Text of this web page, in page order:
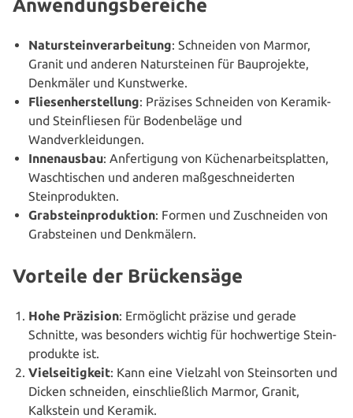
Anwendungsbereiche
Natur­stein­ver­ar­bei­tung: Schneiden von Marmor,
Granit und anderen Natur­stei­nen für Bau­pro­jek­te,
Denkmäler und Kunstwerke.
Flie­sen­her­stel­lung: Präzises Schneiden von Keramik-
und Stein­flie­sen für Boden­be­lä­ge und
Wandverkleidungen.
Innen­aus­bau: Anfer­ti­gung von Küchen­ar­beits­plat­ten,
Wasch­ti­schen und anderen maß­ge­schnei­der­ten
Steinprodukten.
Grab­stein­pro­duk­ti­on: Formen und Zuschnei­den von
Grab­stei­nen und Denkmälern.
Vorteile der Brückensäge
Hohe Präzision: Ermög­licht präzise und gerade
Schnitte, was besonders wichtig für hoch­wer­ti­ge Stein­
pro­duk­te ist.
Viel­sei­tig­keit: Kann eine Vielzahl von Stein­sor­ten und
Dicken schneiden, ein­schließ­lich Marmor, Granit,
Kalkstein und Keramik.